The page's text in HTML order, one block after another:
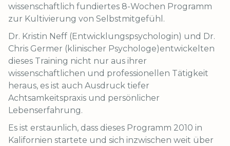
wissenschaftlich fundiertes 8-Wochen Programm
zur Kultivierung von Selbstmitgefühl.
Dr. Kristin Neff (Entwicklungspsychologin) und Dr.
Chris Germer (klinischer Psychologe)entwickelten
dieses Training nicht nur aus ihrer
wissenschaftlichen und professionellen Tätigkeit
heraus, es ist auch Ausdruck tiefer
Achtsamkeitspraxis und persönlicher
Lebenserfahrung.
Es ist erstaunlich, dass dieses Programm 2010 in
Kalifornien startete und sich inzwischen weit über